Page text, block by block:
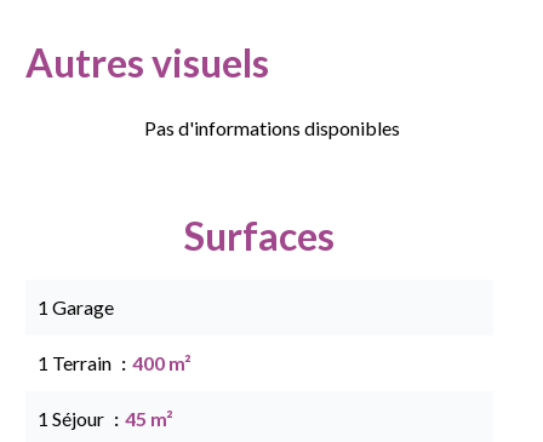
Autres visuels
Pas d'informations disponibles
Surfaces
1 Garage
1 Terrain 400 m²
1 Séjour 45 m²